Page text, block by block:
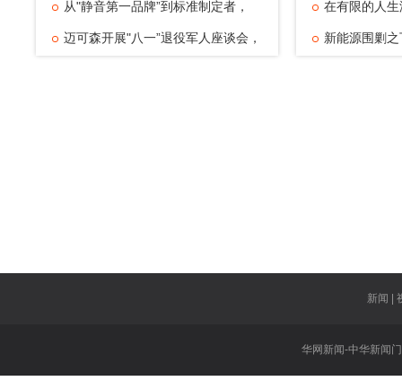
的温暖注脚
从"静音第一品牌”到标准制定者，
TATA木门四
迈可森开展"八一”退役军人座谈会，
动，观赛
在有限的人
可能——浅
新能源围剿
新闻 |
华网新闻-中华新闻